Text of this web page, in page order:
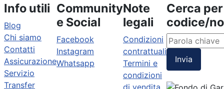
Info utili
Blog
Chi siamo
Contatti
Assicurazione
Servizio
Transfer
Community
e Social
Facebook
Instagram
Whatsapp
Note
legali
Condizioni
contrattuali
Termini e
condizioni
di vendita
Cerca per
codice/
Invia